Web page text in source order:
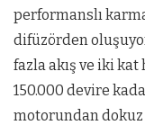
performanslı
difüzörden
fazla akış ve iki kat
150.000 devire
motorundan dokuz